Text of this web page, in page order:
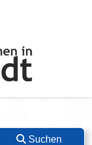
Suchen